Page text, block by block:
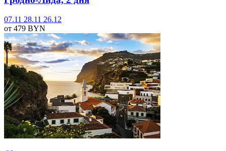
07.11 28.11 26.12
от 479 BYN